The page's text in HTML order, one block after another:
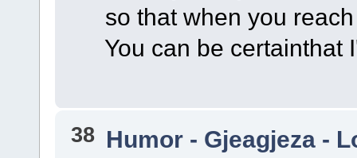
so that when you reach
You can be certainthat
38 Humor - Gjeagjeza -